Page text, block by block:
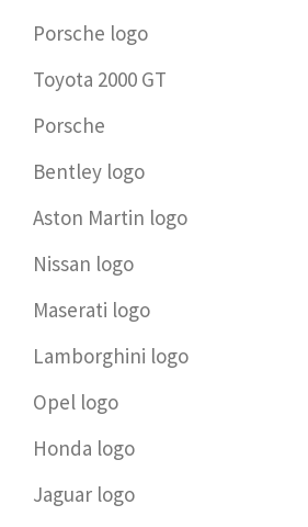
Porsche logo
Toyota 2000 GT
Porsche
Bentley logo
Aston Martin logo
Nissan logo
Maserati logo
Lamborghini logo
Opel logo
Honda logo
Jaguar logo